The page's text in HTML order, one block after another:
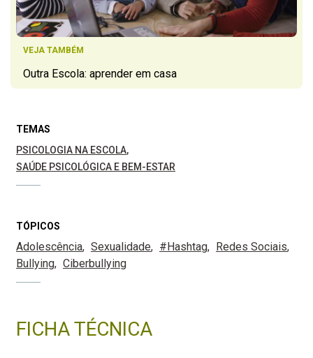
VEJA TAMBÉM
Outra Escola: aprender em casa
TEMAS
PSICOLOGIA NA ESCOLA
SAÚDE PSICOLÓGICA E BEM-ESTAR
TÓPICOS
Adolescência Sexualidade #Hashtag
Redes Sociais
Bullying
Ciberbullying
FICHA TÉCNICA